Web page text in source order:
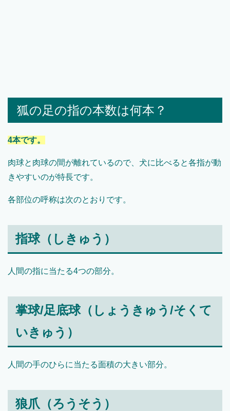
狐の足の指の本数は何本？
4本です。
肉球と肉球の間が離れているので、犬に比べると各指が動
きやすいのが特長です。
各部位の呼称は次のとおりです。
指球（しきゅう）
人間の指に当たる4つの部分。
掌球/足底球（しょうきゅう/そくて
いきゅう）
人間の手のひらに当たる面積の大きい部分。
狼爪（ろうそう）